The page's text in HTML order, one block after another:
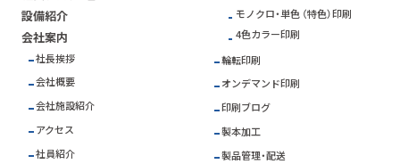
設備紹介
会社案内
社長挨拶
会社概要
会社施設紹介
アクセス
社員紹介
モノクロ・単色 （特色）印刷
4色カラー印刷
輪転印刷
オンデマンド印刷
印刷ブログ
製本加工
製品管理・配送